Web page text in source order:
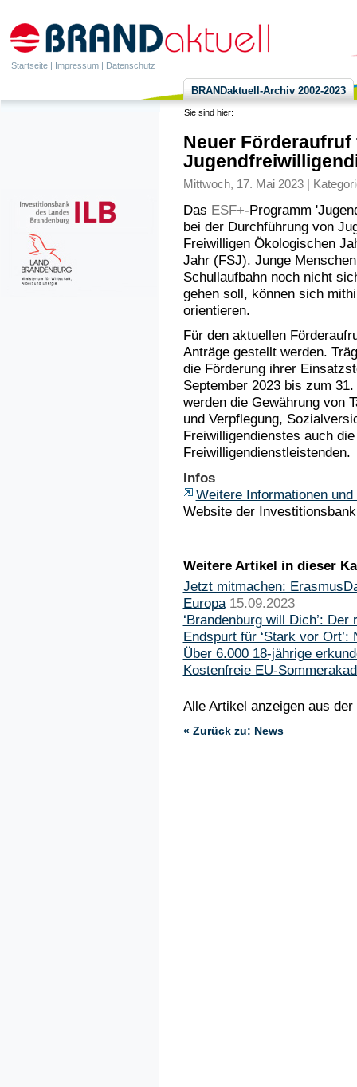
Startseite | Impressum | Datenschutz
BRANDaktuell-Archiv 2002-2023
Sie sind hier:
Neuer Förderaufruf
Mittwoch, 17. Mai 2023 |
Das ESF+-Programm
bei der Durchführung von
Freiwilligen Ökologischen
Jahr (FSJ). Junge
Schullaufbahn noch nicht
gehen soll, können sich
orientieren.
Für den aktuellen
Anträge gestellt werden.
die Förderung ihrer
September 2023 bis zum
werden die Gewährung von
und Verpflegung,
Freiwilligendienstes auch
Freiwilligendienstleistenden.
Infos
Weitere Informationen
Website der
Weitere Artikel in dieser
Jetzt mitmachen:
Europa 15.09.2023
‘Brandenburg will Dich’:
Endspurt für ‘Stark vor
Über 6.000 18-jährige
Kostenfreie EU-
Alle Artikel anzeigen aus
« Zurück zu: News